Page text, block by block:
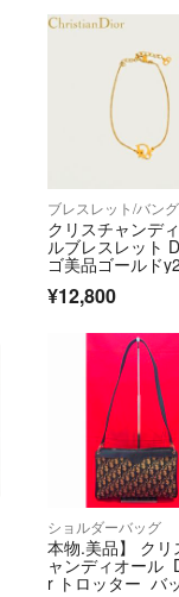
ブレスレット/バン
クリスチャンデ
ルブレスレット
ゴ美品ゴールド
¥12,800
ショルダーバッグ
本物.美品】 クリ
ャンディオール
r トロッター バ